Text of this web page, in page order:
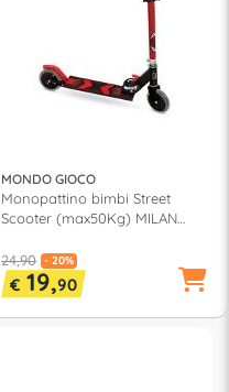
MONDO GIOCO
Monopattino bimbi Street
Scooter (max50Kg) MILAN
24,90 - 20%
€ 19,90